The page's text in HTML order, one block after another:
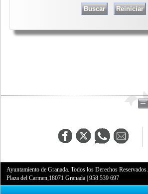
Ayuntamiento de Granada. Todos los Derechos Reservados.
Plaza del Carmen,18071 Granada |958 539 697